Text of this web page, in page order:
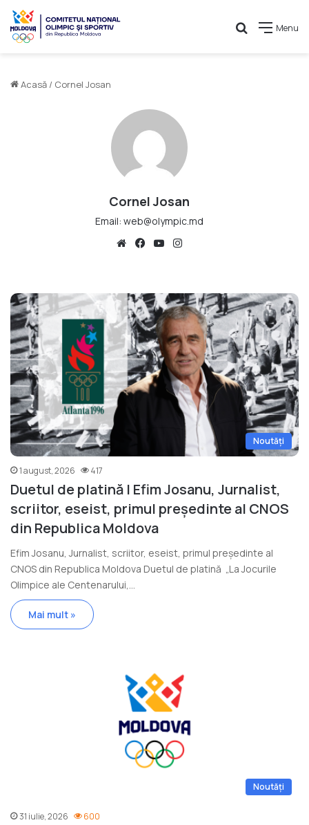
Menu
Caută
Acasă / Cornel Josan
Cornel Josan
Email: web@olympic.md
We
Fa
ok
Yo
e
m
Noutăți
1 august, 2026 417
Duetul de platină | Efim Josanu, Jurnalist,
scriitor, eseist, primul președinte al CNOS
din Republica Moldova
Efim Josanu, Jurnalist, scriitor, eseist, primul președinte al
CNOS din Republica Moldova Duetul de platină „La Jocurile
Olimpice ale Centenarului,…
Mai mult »
Noutăți
31 iulie, 2026 600